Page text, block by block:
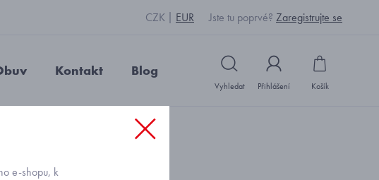
CZK EUR Jste tu poprvé? Zaregistrujte se
Kontakt Blog
Vyhledat Přihlášení Košík
kód: Y1979_černá
e-shopu, k